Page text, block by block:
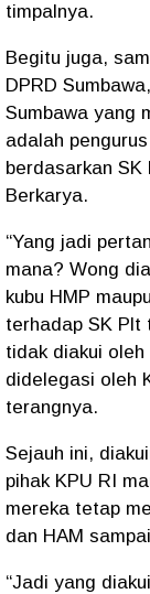
timpalnya.
Begitu juga,
DPRD
Sumbawa yang
adalah
berdasarkan
Berkarya.
“Yang jadi
mana? Wong
kubu HMP
terhadap SK Plt
tidak diakui
didelegasi oleh
terangnya.
Sejauh ini,
pihak KPU RI
mereka tetap
dan HAM
“Jadi yang